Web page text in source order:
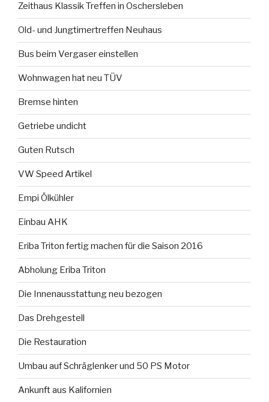
Zeithaus Klassik Treffen in Oschersleben
Old- und Jungtimertreffen Neuhaus
Bus beim Vergaser einstellen
Wohnwagen hat neu TÜV
Bremse hinten
Getriebe undicht
Guten Rutsch
VW Speed Artikel
Empi Ölkühler
Einbau AHK
Eriba Triton fertig machen für die Saison 2016
Abholung Eriba Triton
Die Innenausstattung neu bezogen
Das Drehgestell
Die Restauration
Umbau auf Schräglenker und 50 PS Motor
Ankunft aus Kalifornien